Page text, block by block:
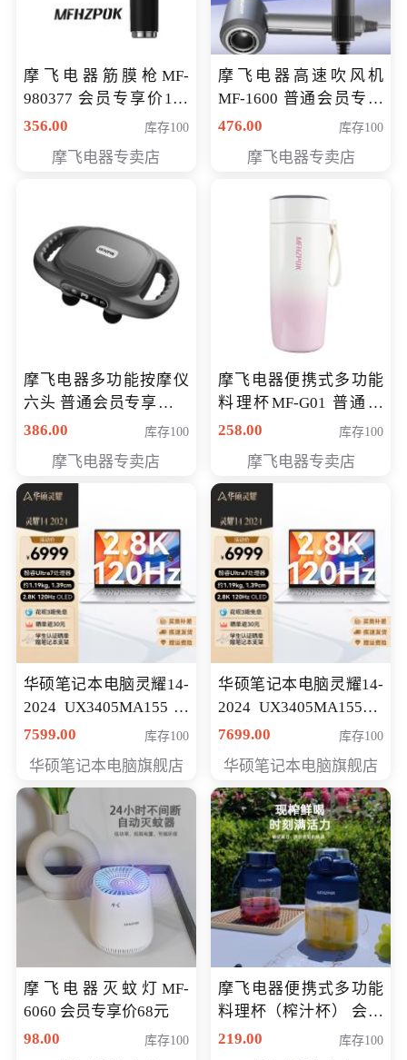
摩飞电器筋膜枪MF-
980377 会员专享价199
元
356.00 库存100
摩飞电器专卖店
摩飞电器高速吹风机
MF-1600 普通会员专享
价298元
476.00 库存100
摩飞电器专卖店
摩飞电器多功能按摩仪
六头 普通会员专享价格
199元
386.00 库存100
摩飞电器专卖店
摩飞电器便携式多功能
料理杯MF-G01 普通会
员专享价格118元
258.00 库存100
摩飞电器专卖店
华硕笔记本电脑灵耀14-
2024 UX3405MA155冰
川银 oled 智慧轻薄本 会
7599.00 库存100
华硕笔记本电脑旗舰店
华硕笔记本电脑灵耀14-
2024 UX3405MA155夜
空蓝 oled 智慧轻薄本 会
7699.00 库存100
华硕笔记本电脑旗舰店
摩飞电器灭蚊灯MF-
6060 会员专享价68元
98.00
库存100
摩飞电器便携式多功能
料理杯（榨汁杯） 会员
专享价118元
219.00 库存100